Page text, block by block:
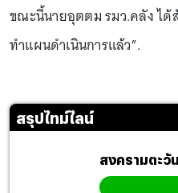
ขณะนี้นายอุตตม รมว.คลัง ได้
ทำแผนดำเนินการแล้ว”.
สรุปไทม์ไลน์
สงครามตะวั